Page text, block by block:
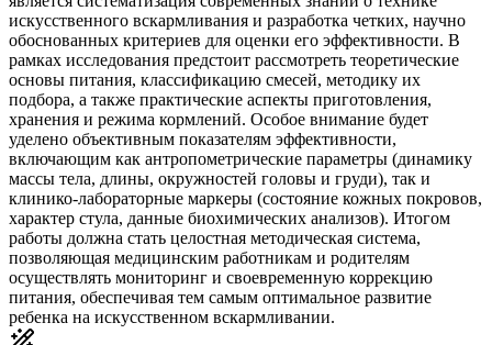
искусственного вскармливания и разработка четких, научно
обоснованных критериев для оценки его эффективности. В
рамках исследования предстоит рассмотреть теоретические
основы питания, классификацию смесей, методику их
подбора, а также практические аспекты приготовления,
хранения и режима кормлений. Особое внимание будет
уделено объективным показателям эффективности,
включающим как антропометрические параметры (динамику
массы тела, длины, окружностей головы и груди), так и
клинико-лабораторные маркеры (состояние кожных покровов,
характер стула, данные биохимических анализов). Итогом
работы должна стать целостная методическая система,
позволяющая медицинским работникам и родителям
осуществлять мониторинг и своевременную коррекцию
питания, обеспечивая тем самым оптимальное развитие
ребенка на искусственном вскармливании.